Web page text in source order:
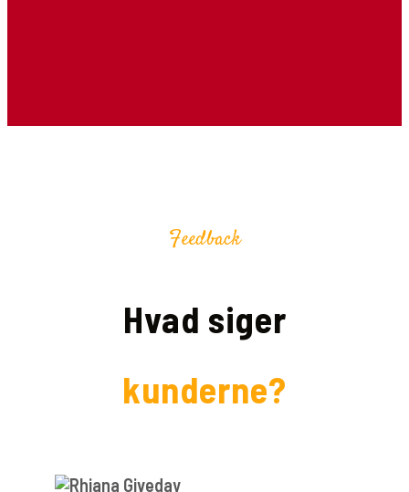
Feedback
Hvad siger
kunderne?